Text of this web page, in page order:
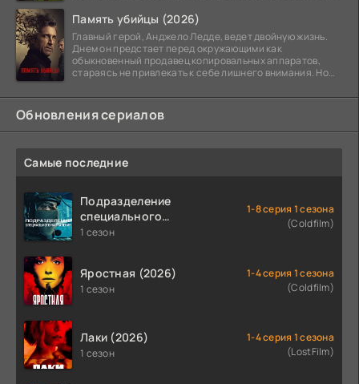
Память убийцы (2026)
Главный герой, Анджело Ледде, ведет двойную жизнь.
Днем он предстает перед окружающими как
обыкновенный продавец копировальных аппаратов,
стараясь не привлекать к себе лишнего внимания. Но
Обновления сериалов
Самые последние
Подразделение
специального
назначения (2026)
1 сезон
1-8 серия 1 сезона
(Coldfilm)
Яростная (2026)
1 сезон
1-4 серия 1 сезона
(Coldfilm)
Лаки (2026)
1 сезон
1-4 серия 1 сезона
(LostFilm)